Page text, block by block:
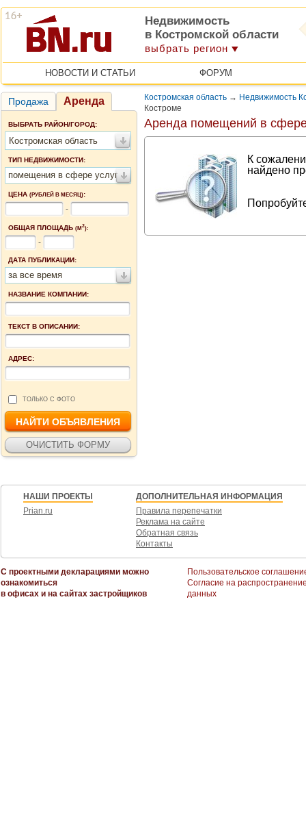
Недвижимость
в Костромской области
выбрать регион
НОВОСТИ И СТАТЬИ ФОРУМ
Продажа Аренда
ВЫБРАТЬ РАЙОН/ГОРОД:
Костромская область
ТИП НЕДВИЖИМОСТИ:
помещения в сфере услуг
ЦЕНА (РУБЛЕЙ В МЕСЯЦ):
-
ОБЩАЯ ПЛОЩАДЬ (М2):
-
ДАТА ПУБЛИКАЦИИ:
за все время
НАЗВАНИЕ КОМПАНИИ:
ТЕКСТ В ОПИСАНИИ:
АДРЕС:
ТОЛЬКО С ФОТО
Костромская область → Недвижимость
Костроме
Аренда помещений в сфере
К
найдено
НАШИ ПРОЕКТЫ
Prian.ru
ДОПОЛНИТЕЛЬНАЯ ИНФОРМАЦИЯ
Правила перепечатки
Реклама на сайте
Обратная связь
Контакты
С проектными декларациями можно
ознакомиться
в офисах и на сайтах застройщиков
Пользовательское
Согласие на
данных